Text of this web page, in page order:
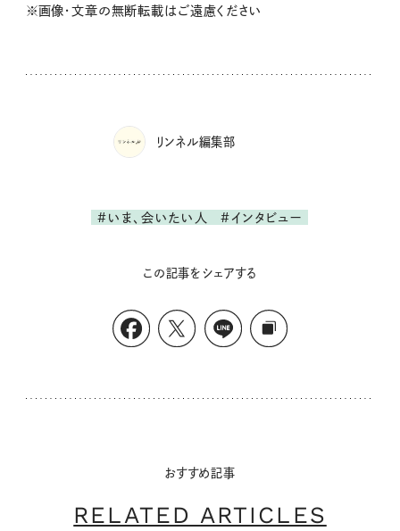
※画像・文章の無断転載はご遠慮ください
リンネル編集部
#いま、会いたい人 #インタビュー
この記事をシェアする
おすすめ記事
RELATED ARTICLES